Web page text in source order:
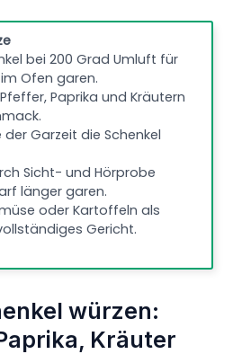
bei 200 Grad Umluft für
Ofen garen.
Paprika und Kräutern
Garzeit die Schenkel
Sicht- und Hörprobe
länger garen.
oder Kartoffeln als
Gericht.
würzen:
Kräuter